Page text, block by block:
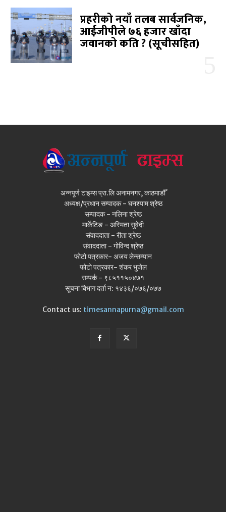
प्रहरीको नयाँ तलब सार्वजनिक,
आईजीपीले ७६ हजार खाँदा
जवानको कति ? (सूचीसहित)
अन्नपूर्ण टाइम्स प्रा.लि अनामनगर, काठमाडौँ
अध्यक्ष/प्रधान सम्पादक - घनश्याम श्रेष्ठ
सम्पादक - नलिना श्रेष्ठ
मार्केटिङ - अस्मिता सुवेदी
संवाददाता - रीता श्रेष्ठ
संवाददाता - गोविन्द श्रेष्ठ
फोटो पत्रकार- अजय लेन्सम्यान
फोटो पत्रकार- शंकर भुजेल
सम्पर्क - ९८५११५०४७१
सूचना बिभाग दर्ता न: १४३६/०७६/०७७
Contact us: timesannapurna@gmail.com